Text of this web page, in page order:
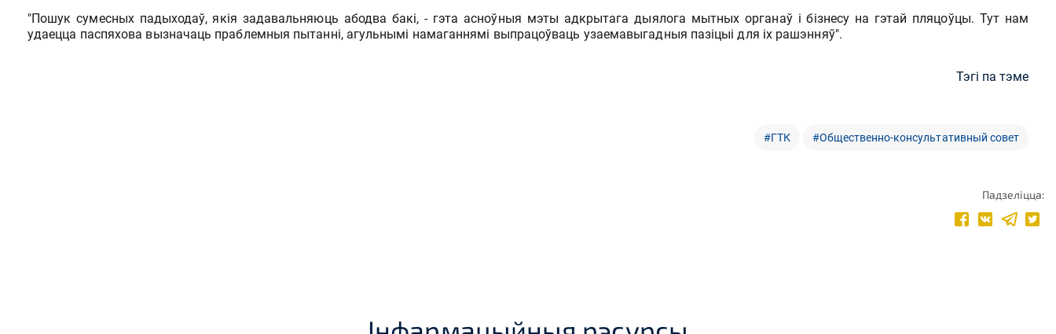
"Пошук сумесных падыходаў, якія задавальняюць абодва бакі, - гэта асноўныя мэты адкрытага дыялога мытных органаў і бізнесу на гэтай пляцоўцы. Тут нам
удаецца паспяхова вызначаць праблемныя пытанні, агульнымі намаганнямі выпрацоўваць узаемавыгадныя пазіцыі для іх рашэнняў".
Тэгі па тэме
#ГТК #Общественно-консультативный совет
Падзеліцца: